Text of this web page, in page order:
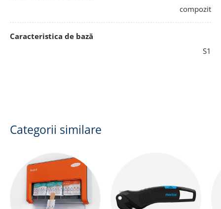
compozit
Caracteristica de bază
S1
Categorii similare